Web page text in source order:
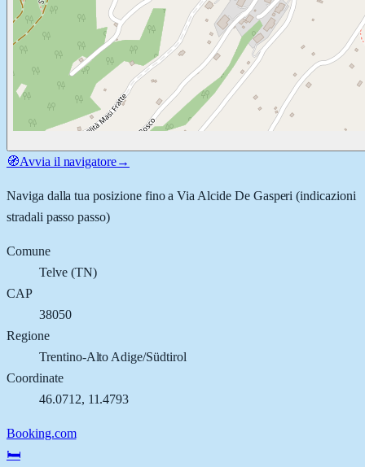
🧭Avvia il navigatore→
Naviga dalla tua posizione fino aVia Alcide De Gasperi (indicazioni
stradali passo passo)
Comune
Telve(TN)
CAP
38050
Regione
Trentino-Alto Adige/Südtirol
Coordinate
46.0712, 11.4793
Booking.com
🛏️